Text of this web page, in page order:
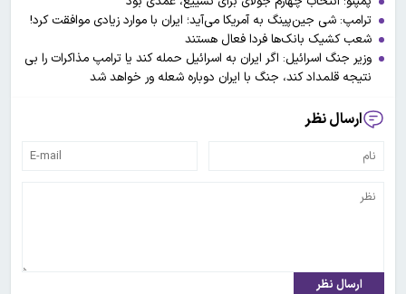
ترامپ: شی جین‌پینگ به آمریکا می‌آید؛ ایران با موارد زیادی موافقت کرد!
شعب کشیک بانک‌ها فردا فعال هستند
وزیر جنگ اسرائیل: اگر ایران به اسرائیل حمله کند یا ترامپ مذاکرات را بی
نتیجه قلمداد کند، جنگ با ایران دوباره شعله ور خواهد شد
ارسال نظر
ارسال نظر